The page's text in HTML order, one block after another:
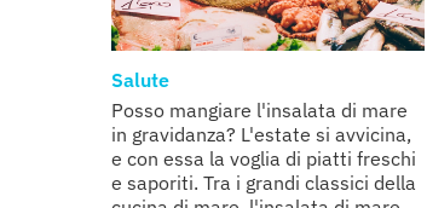
Salute
Posso mangiare l'insalata di mare
in gravidanza? L'estate si avvicina,
e con essa la voglia di piatti freschi
e saporiti. Tra i grandi classici della